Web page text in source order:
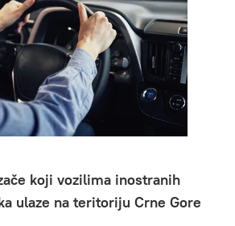
koji vozilima inostranih
ulaze na teritoriju Crne Gore